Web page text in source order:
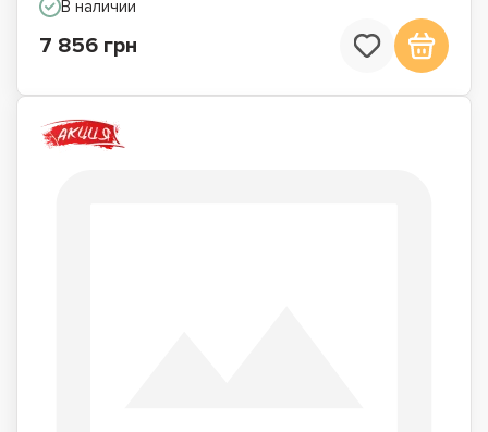
В наличии
7 856 грн